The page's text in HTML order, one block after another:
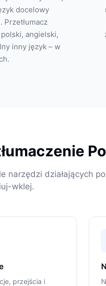
docelowy
Przetłumacz
angielski,
inny język – w
narzędzi działających
wklej.
przejścia i